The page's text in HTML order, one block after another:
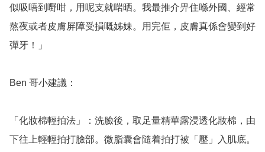
似吸唔到嘢咁，用呢支就啱晒。我最推介畀住喺外國、經常
熬夜或者皮膚屏障受損嘅姊妹。用完佢，皮膚真係會變到好
彈牙！」
Ben 哥小建議：
「化妝棉輕拍法」：洗臉後，取足量精華露浸透化妝棉，由
下往上輕輕拍打臉部。微脂囊會隨着拍打被「壓」入肌底。